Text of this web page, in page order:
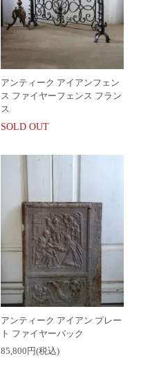
アンティーク アイアンフェン
ス ファイヤーフェンス フラン
ス
SOLD OUT
アンティーク アイアン プレー
ト ファイヤーバック
85,800円(税込)